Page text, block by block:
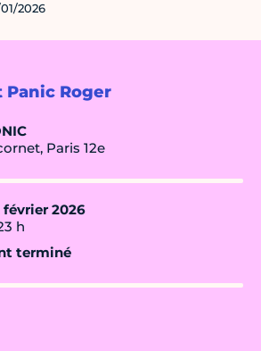
Panic Roger
Paris 12e
2026
h
terminé
2026